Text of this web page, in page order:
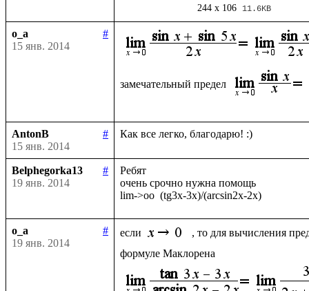
244 x 106 11.6KB
o_a
#
15 янв. 2014
замечательный предел
AntonB
#
15 янв. 2014
Belphegorka13
#
19 янв. 2014
Ребят
очень срочно нужна помощь
o_a
#
19 янв. 2014
если
, то для вычисления